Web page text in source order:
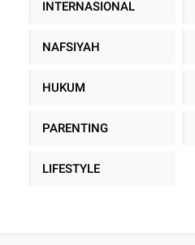
INTERNASIONAL
NAFSIYAH
HUKUM
PARENTING
LIFESTYLE